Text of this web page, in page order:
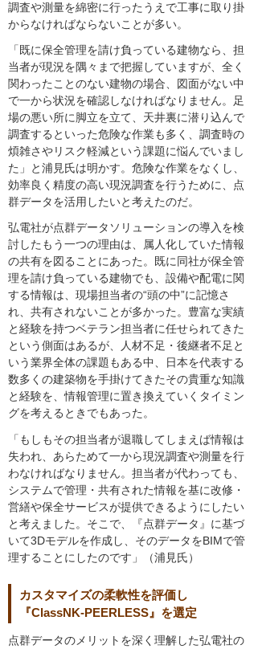
調査や測量を綿密に行ったうえで工事に取り掛
からなければならないことが多い。
「既に保全管理を請け負っている建物なら、担
当者が現況を隅々まで把握していますが、全く
関わったことのない建物の場合、図面がない中
で一から状況を確認しなければなりません。足
場の悪い所に脚立を立て、天井裏に潜り込んで
調査するといった危険な作業も多く、調査時の
煩雑さやリスク軽減という課題に悩んでいまし
た」と浦見氏は明かす。危険な作業をなくし、
効率良く精度の高い現況調査を行うために、点
群データを活用したいと考えたのだ。
弘電社が点群データソリューションの導入を検
討したもう一つの理由は、属人化していた情報
の共有を図ることにあった。既に同社が保全管
理を請け負っている建物でも、設備や配電に関
する情報は、現場担当者の“頭の中”に記憶さ
れ、共有されないことが多かった。豊富な実績
と経験を持つベテラン担当者に任せられてきた
という側面はあるが、人材不足・後継者不足と
いう業界全体の課題もある中、日本を代表する
数多くの建築物を手掛けてきたその貴重な知識
と経験を、情報管理に置き換えていくタイミン
グを考えるときでもあった。
「もしもその担当者が退職してしまえば情報は
失われ、あらためて一から現況調査や測量を行
わなければなりません。担当者が代わっても、
システムで管理・共有された情報を基に改修・
営繕や保全サービスが提供できるようにしたい
と考えました。そこで、『点群データ』に基づ
いて3Dモデルを作成し、そのデータをBIMで管
理することにしたのです」（浦見氏）
カスタマイズの柔軟性を評価し
『ClassNK-PEERLESS』を選定
点群データのメリットを深く理解した弘電社の